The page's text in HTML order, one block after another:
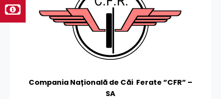
Compania Națională de Căi Ferate ”CFR” –
SA